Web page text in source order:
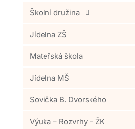
Školní družina
Jídelna ZŠ
Mateřská škola
Jídelna MŠ
Sovička B. Dvorského
Výuka – Rozvrhy – ŽK